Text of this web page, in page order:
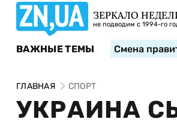
ЗЕРКАЛО
не подводим с 1994-го
ВАЖНЫЕ ТЕМЫ Смена
ГЛАВНАЯ СПОРТ
УКРАИНА